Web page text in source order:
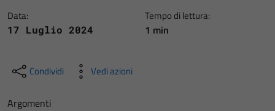
Data:
17 Luglio 2024
Tempo di lettura:
1 min
Condividi Vedi azioni
Argomenti